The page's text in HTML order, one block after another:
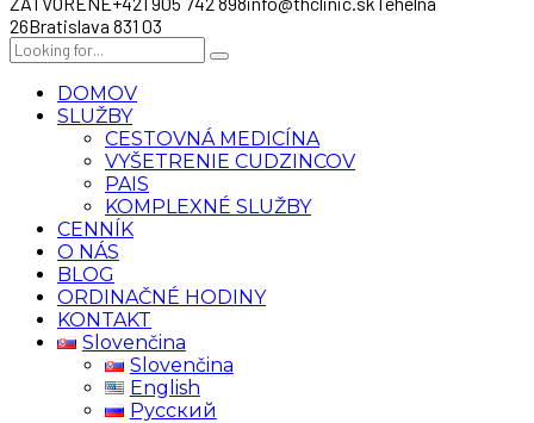
26Bratislava 831 03
DOMOV
SLUŽBY
CESTOVNÁ MEDICÍNA
VYŠETRENIE CUDZINCOV
PAIS
KOMPLEXNÉ SLUŽBY
CENNÍK
O NÁS
BLOG
ORDINAČNÉ HODINY
KONTAKT
Slovenčina
Slovenčina
English
Русский